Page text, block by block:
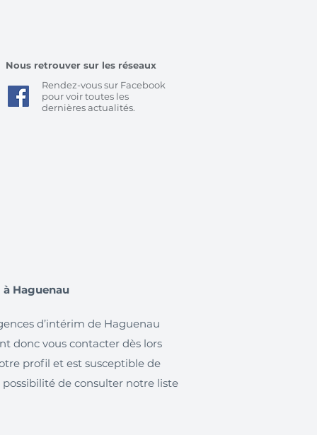
Nous retrouver sur les réseaux
Rendez-vous sur Facebook
pour voir toutes les
dernières actualités.
Haguenau
d’intérim de Haguenau
donc vous contacter dès lors
profil et est susceptible de
possibilité de consulter notre liste